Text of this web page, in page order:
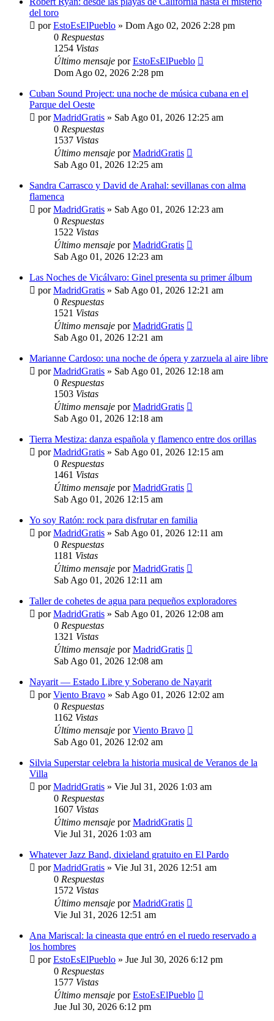
del toro
porEstoEsElPueblo » Dom Ago 02, 2026 2:28 pm
0 Respuestas
1254 Vistas
Último mensaje porEstoEsElPueblo
Dom Ago 02, 2026 2:28 pm
Cuban Sound Project: una noche de música cubana en el
Parque del Oeste
porMadridGratis » Sab Ago 01, 2026 12:25 am
0 Respuestas
1537 Vistas
Último mensaje porMadridGratis
Sab Ago 01, 2026 12:25 am
Sandra Carrasco y David de Arahal: sevillanas con alma
flamenca
porMadridGratis » Sab Ago 01, 2026 12:23 am
0 Respuestas
1522 Vistas
Último mensaje porMadridGratis
Sab Ago 01, 2026 12:23 am
Las Noches de Vicálvaro: Ginel presenta su primer álbum
porMadridGratis » Sab Ago 01, 2026 12:21 am
0 Respuestas
1521 Vistas
Último mensaje porMadridGratis
Sab Ago 01, 2026 12:21 am
Marianne Cardoso: una noche de ópera y zarzuela al aire libre
porMadridGratis » Sab Ago 01, 2026 12:18 am
0 Respuestas
1503 Vistas
Último mensaje porMadridGratis
Sab Ago 01, 2026 12:18 am
Tierra Mestiza: danza española y flamenco entre dos orillas
porMadridGratis » Sab Ago 01, 2026 12:15 am
0 Respuestas
1461 Vistas
Último mensaje porMadridGratis
Sab Ago 01, 2026 12:15 am
Yo soy Ratón: rock para disfrutar en familia
porMadridGratis » Sab Ago 01, 2026 12:11 am
0 Respuestas
1181 Vistas
Último mensaje porMadridGratis
Sab Ago 01, 2026 12:11 am
Taller de cohetes de agua para pequeños exploradores
porMadridGratis » Sab Ago 01, 2026 12:08 am
0 Respuestas
1321 Vistas
Último mensaje porMadridGratis
Sab Ago 01, 2026 12:08 am
Nayarit — Estado Libre y Soberano de Nayarit
porViento Bravo » Sab Ago 01, 2026 12:02 am
0 Respuestas
1162 Vistas
Último mensaje porViento Bravo
Sab Ago 01, 2026 12:02 am
Silvia Superstar celebra la historia musical de Veranos de la
Villa
porMadridGratis » Vie Jul 31, 2026 1:03 am
0 Respuestas
1607 Vistas
Último mensaje porMadridGratis
Vie Jul 31, 2026 1:03 am
Whatever Jazz Band, dixieland gratuito en El Pardo
porMadridGratis » Vie Jul 31, 2026 12:51 am
0 Respuestas
1572 Vistas
Último mensaje porMadridGratis
Vie Jul 31, 2026 12:51 am
Ana Mariscal: la cineasta que entró en el ruedo reservado a
los hombres
porEstoEsElPueblo » Jue Jul 30, 2026 6:12 pm
0 Respuestas
1577 Vistas
Último mensaje porEstoEsElPueblo
Jue Jul 30, 2026 6:12 pm